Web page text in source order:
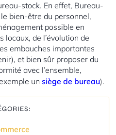
stock. En effet, Bureau-
bien-être du personnel,
possible en
locaux, de l’évolution de
embauches importantes
et bien sûr proposer du
avec l’ensemble,
un siège de bureau).